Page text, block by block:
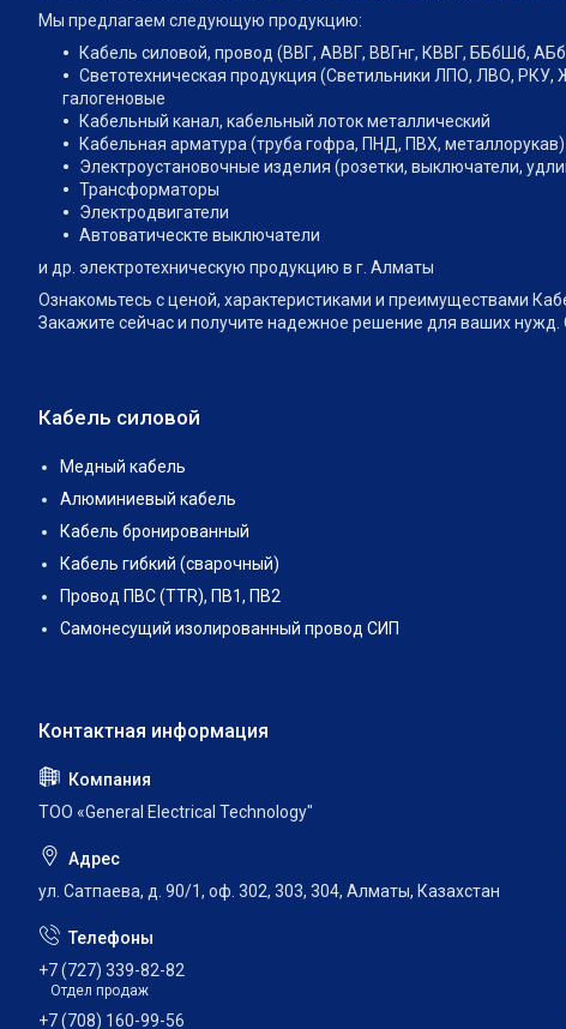
Мы предлагаем следующую продукцию:
Кабель силовой, провод (ВВГ, АВВГ, ВВГнг, КВВГ, ББбШб,
Светотехническая продукция (Светильники ЛПО, ЛВО,
галогеновые
Кабельный канал, кабельный лоток металлический
Кабельная арматура (труба гофра, ПНД, ПВХ, металлорукав)
Электроустановочные изделия (розетки, выключатели,
Трансформаторы
Электродвигатели
Автоватическте выключатели
и др. электротехническую продукцию в г. Алматы
Ознакомьтесь с ценой, характеристиками и преимуществами
Закажите сейчас и получите надежное решение для ваших
Кабель силовой
Медный кабель
Алюминиевый кабель
Кабель бронированный
Кабель гибкий (сварочный)
Провод ПВС (TTR), ПВ1, ПВ2
Самонесущий изолированный провод СИП
ТОО «General Electrical Technology"
ул. Сатпаева, д. 90/1, оф. 302, 303, 304, Алматы, Казахстан
+7 (727) 339-82-82
Отдел продаж
+7 (708) 160-99-56